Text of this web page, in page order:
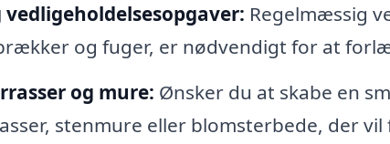
Regelmæssig
og fuger, er nødvendigt for at
og mure: Ønsker du at skabe en
stenmure eller blomsterbede, der